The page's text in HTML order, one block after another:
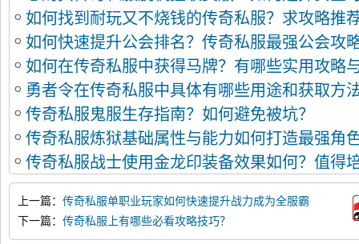
如何找到耐玩又不烧钱的传奇私服？求攻略推
如何快速提升公会排名？传奇私服最强公会攻
如何在传奇私服中获得马牌？有哪些实用攻略
勇者令在传奇私服中具体有哪些用途和获取方
传奇私服鬼服生存指南？如何避免被坑？
传奇私服炼狱基础属性与能力如何打造最强角
传奇私服战士使用金龙印装备效果如何？值得
上一篇： 传奇私服单职业玩家如何快速提升战力成为全服霸
主？
下一篇： 传奇私服上有哪些必看攻略技巧？